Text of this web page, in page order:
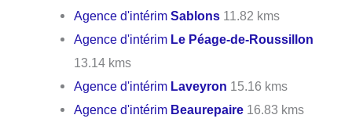
Agence d'intérimSablons 11.82 kms
Agence d'intérim Le Péage-de-Roussillon
13.14 kms
Agence d'intérim Laveyron 15.16 kms
Agence d'intérim Beaurepaire 16.83 kms